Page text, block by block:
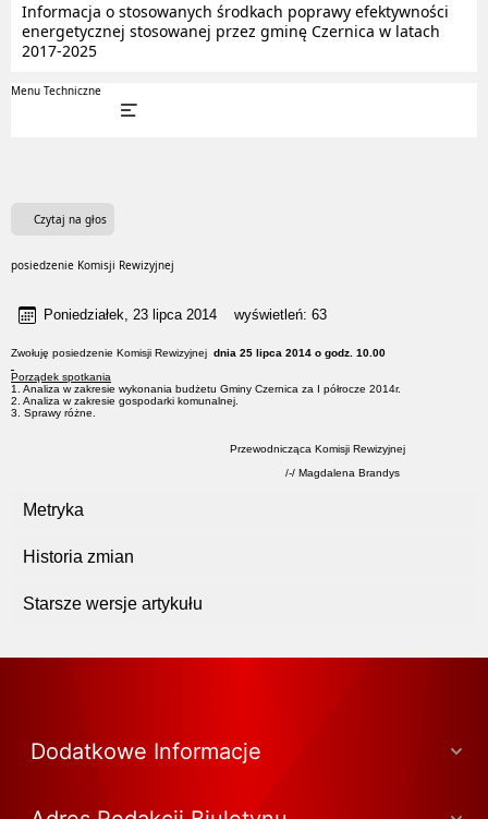
Informacja o stosowanych środkach poprawy efektywności
energetycznej stosowanej przez gminę Czernica w latach
2017-2025
Menu Techniczne
Czytaj na głos
posiedzenie Komisji Rewizyjnej
Poniedziałek, 23 lipca 2014 wyświetleń: 63
Zwołuję posiedzenie Komisji Rewizyjnej dnia 25 lipca 2014 o godz. 10.00
Porządek spotkania
1. Analiza w zakresie wykonania budżetu Gminy Czernica za I półrocze 2014r.
2. Analiza w zakresie gospodarki komunalnej.
3. Sprawy różne.
Przewodnicząca Komisji Rewizyjnej
/-/ Magdalena Brandys
Metryka
Historia zmian
Starsze wersje artykułu
Dodatkowe Informacje